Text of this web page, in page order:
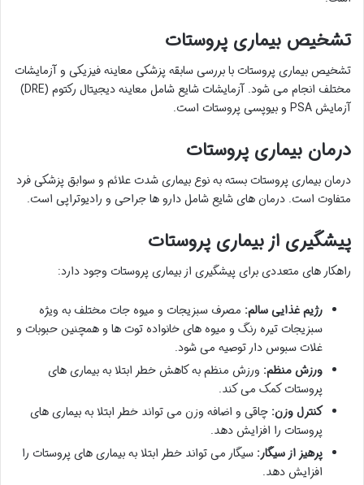
تشخیص بیماری پروستات
تشخیص بیماری پروستات با بررسی سابقه پزشکی معاینه فیزیکی و آزمایشات
مختلف انجام می شود. آزمایشات شایع شامل معاینه دیجیتال رکتوم (DRE)
آزمایش PSA و بیوپسی پروستات است.
درمان بیماری پروستات
درمان بیماری پروستات بسته به نوع بیماری شدت علائم و سوابق پزشکی فرد
متفاوت است. درمان های شایع شامل دارو ها جراحی و رادیوتراپی است.
پیشگیری از بیماری پروستات
راهکار های متعددی برای پیشگیری از بیماری پروستات وجود دارد:
رژیم غذایی سالم: مصرف سبزیجات و میوه جات مختلف به ویژه
سبزیجات تیره رنگ و میوه های خانواده توت ها و همچنین حبوبات و
غلات سبوس دار توصیه می شود.
ورزش منظم: ورزش منظم به کاهش خطر ابتلا به بیماری های
پروستات کمک می کند.
کنترل وزن: چاقی و اضافه وزن می تواند خطر ابتلا به بیماری های
پروستات را افزایش دهد.
پرهیز از سیگار: سیگار می تواند خطر ابتلا به بیماری های پروستات را
افزایش دهد.